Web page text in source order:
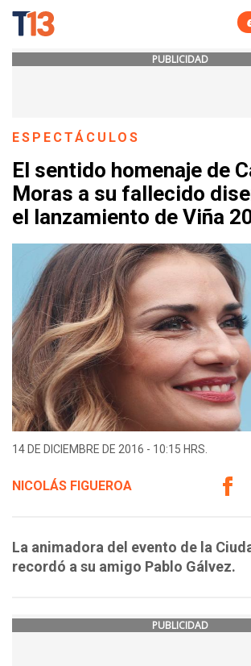
PUBLICIDAD
ESPECTÁCULOS
El sentido homenaje de
Moras a su fallecido
el lanzamiento de Viña
14 DE DICIEMBRE DE 2016 - 10:15 HRS.
NICOLÁS FIGUEROA
La animadora del evento de la
recordó a su amigo Pablo Gálvez.
PUBLICIDAD